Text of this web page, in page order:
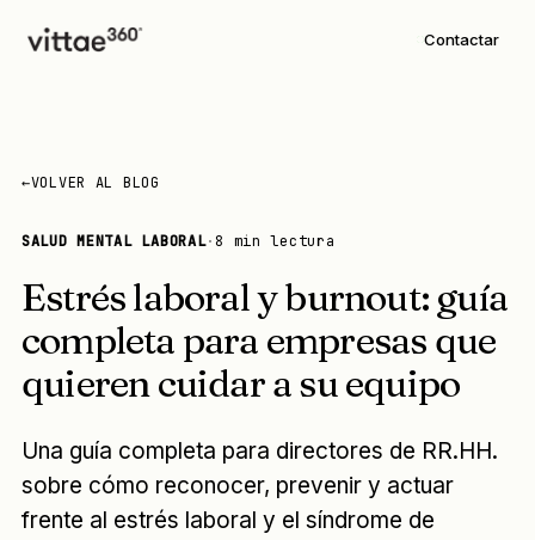
Contactar
←VOLVER AL BLOG
SALUD MENTAL LABORAL· 8 min lectura
Estrés laboral y burnout: guía
completa para empresas que
quieren cuidar a su equipo
Una guía completa para directores de RR.HH.
sobre cómo reconocer, prevenir y actuar
frente al estrés laboral y el síndrome de